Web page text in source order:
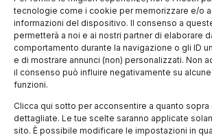
tecnologie come i cookie per memorizzare e/o
informazioni del dispositivo. Il consenso a
permetterà a noi e ai nostri partner di elaborare
comportamento durante la navigazione o gli ID
e di mostrare annunci (non) personalizzati. Non
il consenso può influire negativamente su
funzioni.
Clicca qui sotto per acconsentire a quanto
dettagliate. Le tue scelte saranno applicate
sito. È possibile modificare le impostazioni in
attraverso i temi sociali
20 GIUGNO 2025 ANDREA SALA
Il cinema come specchio della
film sociali Milano Il cinema italiano
narrativo…